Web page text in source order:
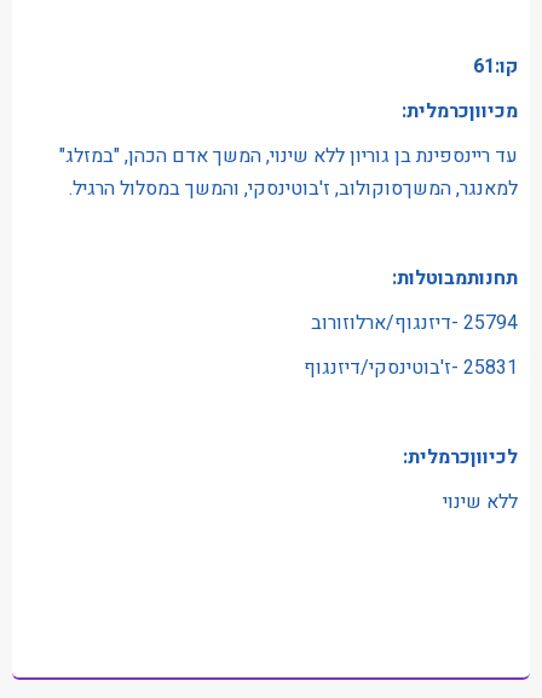
קו:61
מכיווןכרמלית:
עד ריינספינת בן גוריון ללא שינוי, המשך אדם הכהן, "במזלג"
למאנגר, המשךסוקולוב, ז'בוטינסקי, והמשך במסלול הרגיל.
תחנותמבוטלות:
25794 -דיזנגוף/ארלוזורוב
25831 -ז'בוטינסקי/דיזנגוף
לכיווןכרמלית:
ללא שינוי